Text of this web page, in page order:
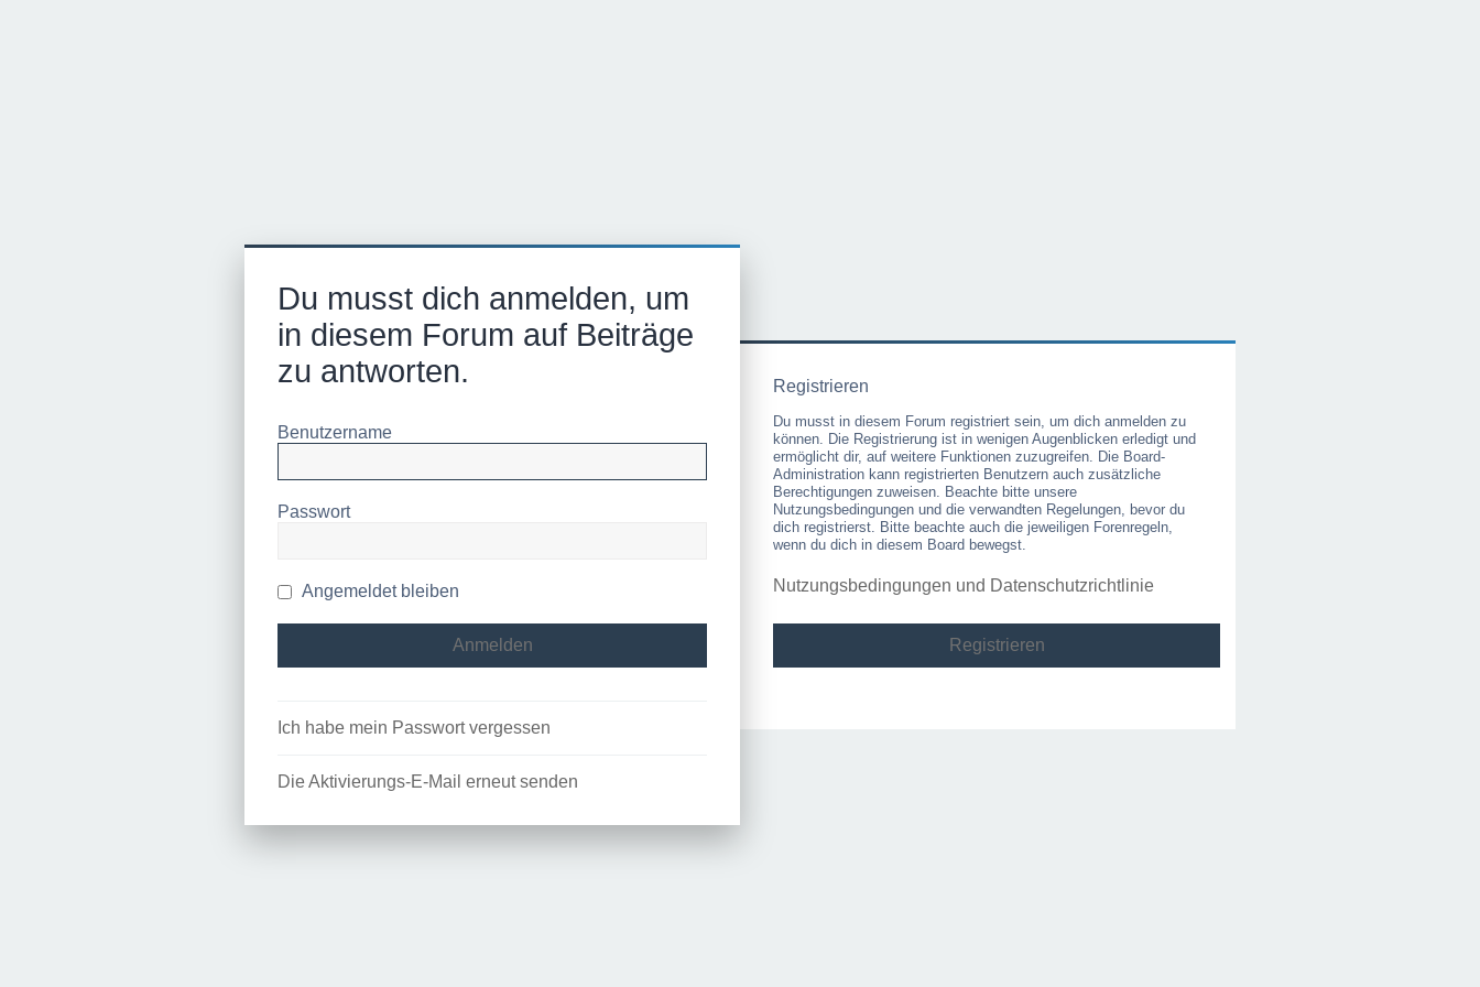
Du musst dich anmelden, um
in diesem Forum auf Beiträge
zu antworten.
Benutzername
Passwort
Angemeldet bleiben
Ich habe mein Passwort vergessen
Die Aktivierungs-E-Mail erneut senden
Registrieren
Du musst in diesem Forum registriert sein, um dich anmelden zu
können. Die Registrierung ist in wenigen Augenblicken erledigt und
ermöglicht dir, auf weitere Funktionen zuzugreifen. Die Board-
Administration kann registrierten Benutzern auch zusätzliche
Berechtigungen zuweisen. Beachte bitte unsere
Nutzungsbedingungen und die verwandten Regelungen, bevor du
dich registrierst. Bitte beachte auch die jeweiligen Forenregeln,
wenn du dich in diesem Board bewegst.
Nutzungsbedingungen und Datenschutzrichtlinie
Registrieren